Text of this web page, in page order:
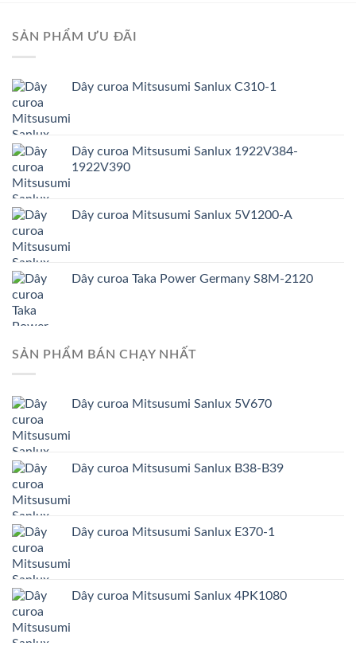
SẢN PHẨM ƯU ĐÃI
Dây curoa Mitsusumi Sanlux C310-1
Dây curoa Mitsusumi Sanlux 1922V384-
1922V390
Dây curoa Mitsusumi Sanlux 5V1200-A
Dây curoa Taka Power Germany S8M-2120
SẢN PHẨM BÁN CHẠY NHẤT
Dây curoa Mitsusumi Sanlux 5V670
Dây curoa Mitsusumi Sanlux B38-B39
Dây curoa Mitsusumi Sanlux E370-1
Dây curoa Mitsusumi Sanlux 4PK1080